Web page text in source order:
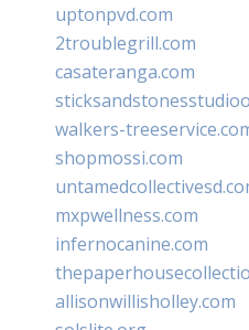
uptonpvd.com
2troublegrill.com
casateranga.com
walkers-
shopmossi.com
mxpwellness.com
infernocanine.com
allisonwillisholley.com